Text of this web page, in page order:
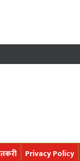
Privacy Policy